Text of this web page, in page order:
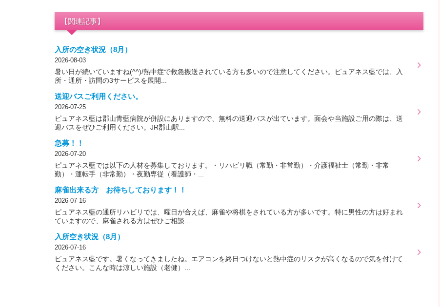
【関連記事】
入所の空き状況（8月）
2026-08-03
暑い日が続いていますね(^^)/熱中症で救急搬送されている方も多いので注意してください。ピュアネス藍では、入
所・通所・訪問の3サービスを展開...
送迎バスご利用ください。
2026-07-25
ピュアネス藍は郡山青藍病院が併設にありますので、無料の送迎バスが出ています。面会や当施設ご用の際は、送
迎バスをぜひご利用ください。JR郡山駅...
急募！！
2026-07-20
ピュアネス藍では以下の人材を募集しております。・リハビリ職（常勤・非常勤）・介護福祉士（常勤・非常
勤）・運転手（非常勤）・夜勤専従（看護師・...
麻雀出来る方 お待ちしております！！
2026-07-16
ピュアネス藍の通所リハビリでは、曜日が合えば、麻雀や将棋をされている方が多いです。特に男性の方は好まれ
ていますので、麻雀される方はぜひご相談...
入所空き状況（8月）
2026-07-16
ピュアネス藍です。暑くなってきましたね。エアコンを終日つけないと熱中症のリスクが高くなるので気を付けて
ください。こんな時は涼しい施設（老健）...